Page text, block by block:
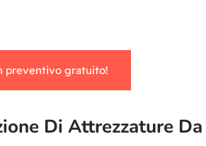
preventivo gratuito!
Di Attrezzature